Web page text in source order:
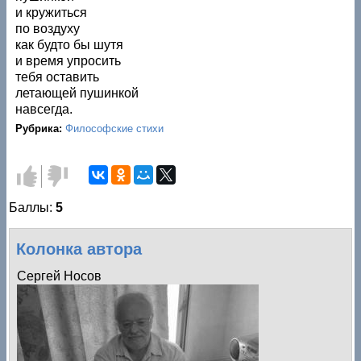
и кружиться
по воздуху
как будто бы шутя
и время упросить
тебя оставить
летающей пушинкой
навсегда.
Рубрика:Философские стихи
Голос
за!
Голос
против!
Баллы:5
Колонка автора
Сергей Носов